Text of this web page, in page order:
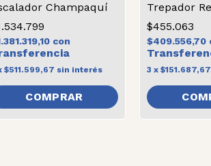
Champaquí
con
$511.599,67 sin interés
Trepador
$455.063
$409.556,70
3 x $151.687,67